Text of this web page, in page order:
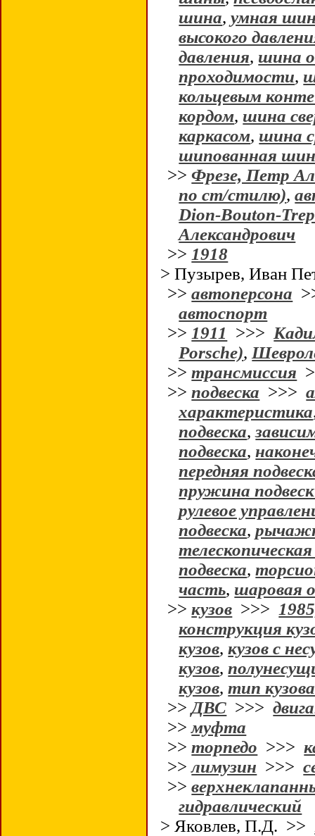
шина,умная
высокого
давления, шина
проходимости,
кольцевым
кордом, шина
каркасом, шина
шипованная
>>Фрезе, Петр
по ст/стилю),
Dion-Bouton-
Александрович
>> 1918
> Пузырев, Иван
>>автоперсона
автоспорт
>> 1911 >>>
Porsche),
>>трансмиссия
>>подвеска >>>
характеристика
подвеска,
подвеска,
передняя
пружина
рулевое
подвеска,
подвеска,
часть, шаровая
>>кузов >>>
конструкция
кузов,кузов с
кузов,
кузов,тип кузова
>>ДВС >>>
>>муфта
>>торпедо >>>
>>лимузин >>>
>>
гидравлический
> Яковлев, П.Д. >>